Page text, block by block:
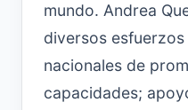
mundo. Andrea
diversos
nacionales de
capacidades;